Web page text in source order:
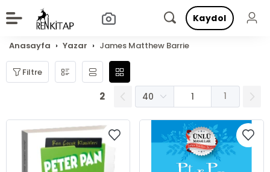
Kaydol
Anasayfa Yazar James Matthew Barrie
Filtre
2 1